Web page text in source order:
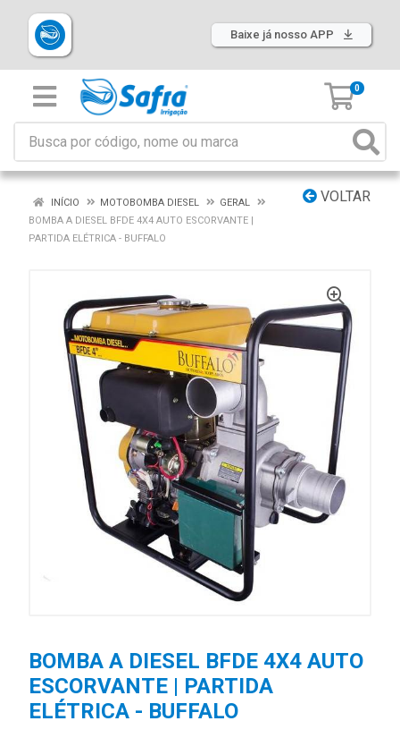
Baixe já nosso APP
0
VOLTAR
INÍCIO MOTOBOMBA DIESEL
GERAL
BOMBA A DIESEL BFDE 4X4 AUTO ESCORVANTE |
PARTIDA ELÉTRICA - BUFFALO
BOMBA A DIESEL BFDE 4X4 AUTO
ESCORVANTE | PARTIDA
ELÉTRICA - BUFFALO